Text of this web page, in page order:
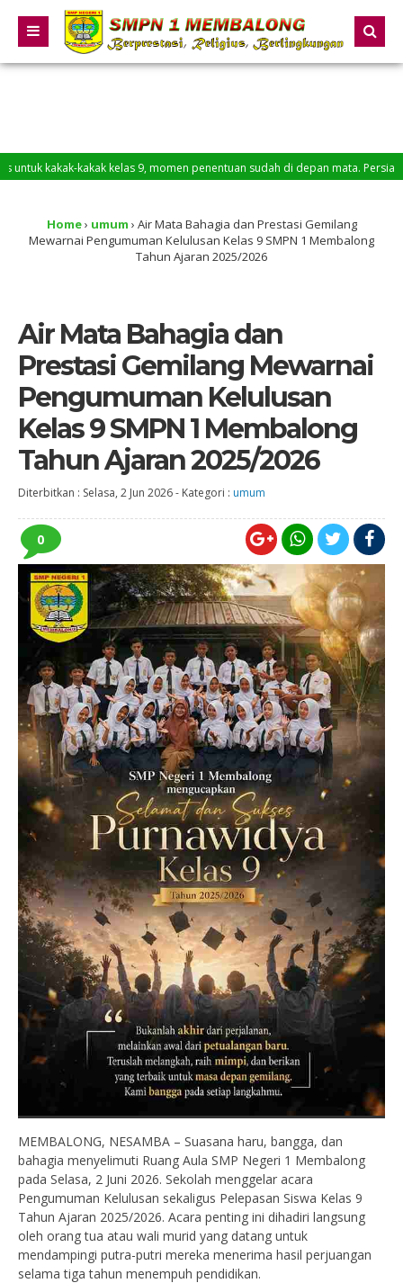
kakak kelas 9, momen penentuan sudah di depan mata. Persiapkan
Home› umum › Air Mata Bahagia dan Prestasi Gemilang
Mewarnai Pengumuman Kelulusan Kelas 9 SMPN 1 Membalong
Tahun Ajaran 2025/2026
Air Mata Bahagia dan
Prestasi Gemilang Mewarnai
Pengumuman Kelulusan
Kelas 9 SMPN 1 Membalong
Tahun Ajaran 2025/2026
Diterbitkan : Selasa, 2 Jun 2026- Kategori : umum
0
MEMBALONG, NESAMBA – Suasana haru, bangga, dan
bahagia menyelimuti Ruang Aula SMP Negeri 1 Membalong
pada Selasa, 2 Juni 2026. Sekolah menggelar acara
Pengumuman Kelulusan sekaligus Pelepasan Siswa Kelas 9
Tahun Ajaran 2025/2026. Acara penting ini dihadiri langsung
oleh orang tua atau wali murid yang datang untuk
mendampingi putra-putri mereka menerima hasil perjuangan
selama tiga tahun menempuh pendidikan.